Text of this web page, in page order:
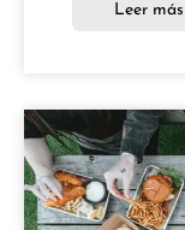
Leer más